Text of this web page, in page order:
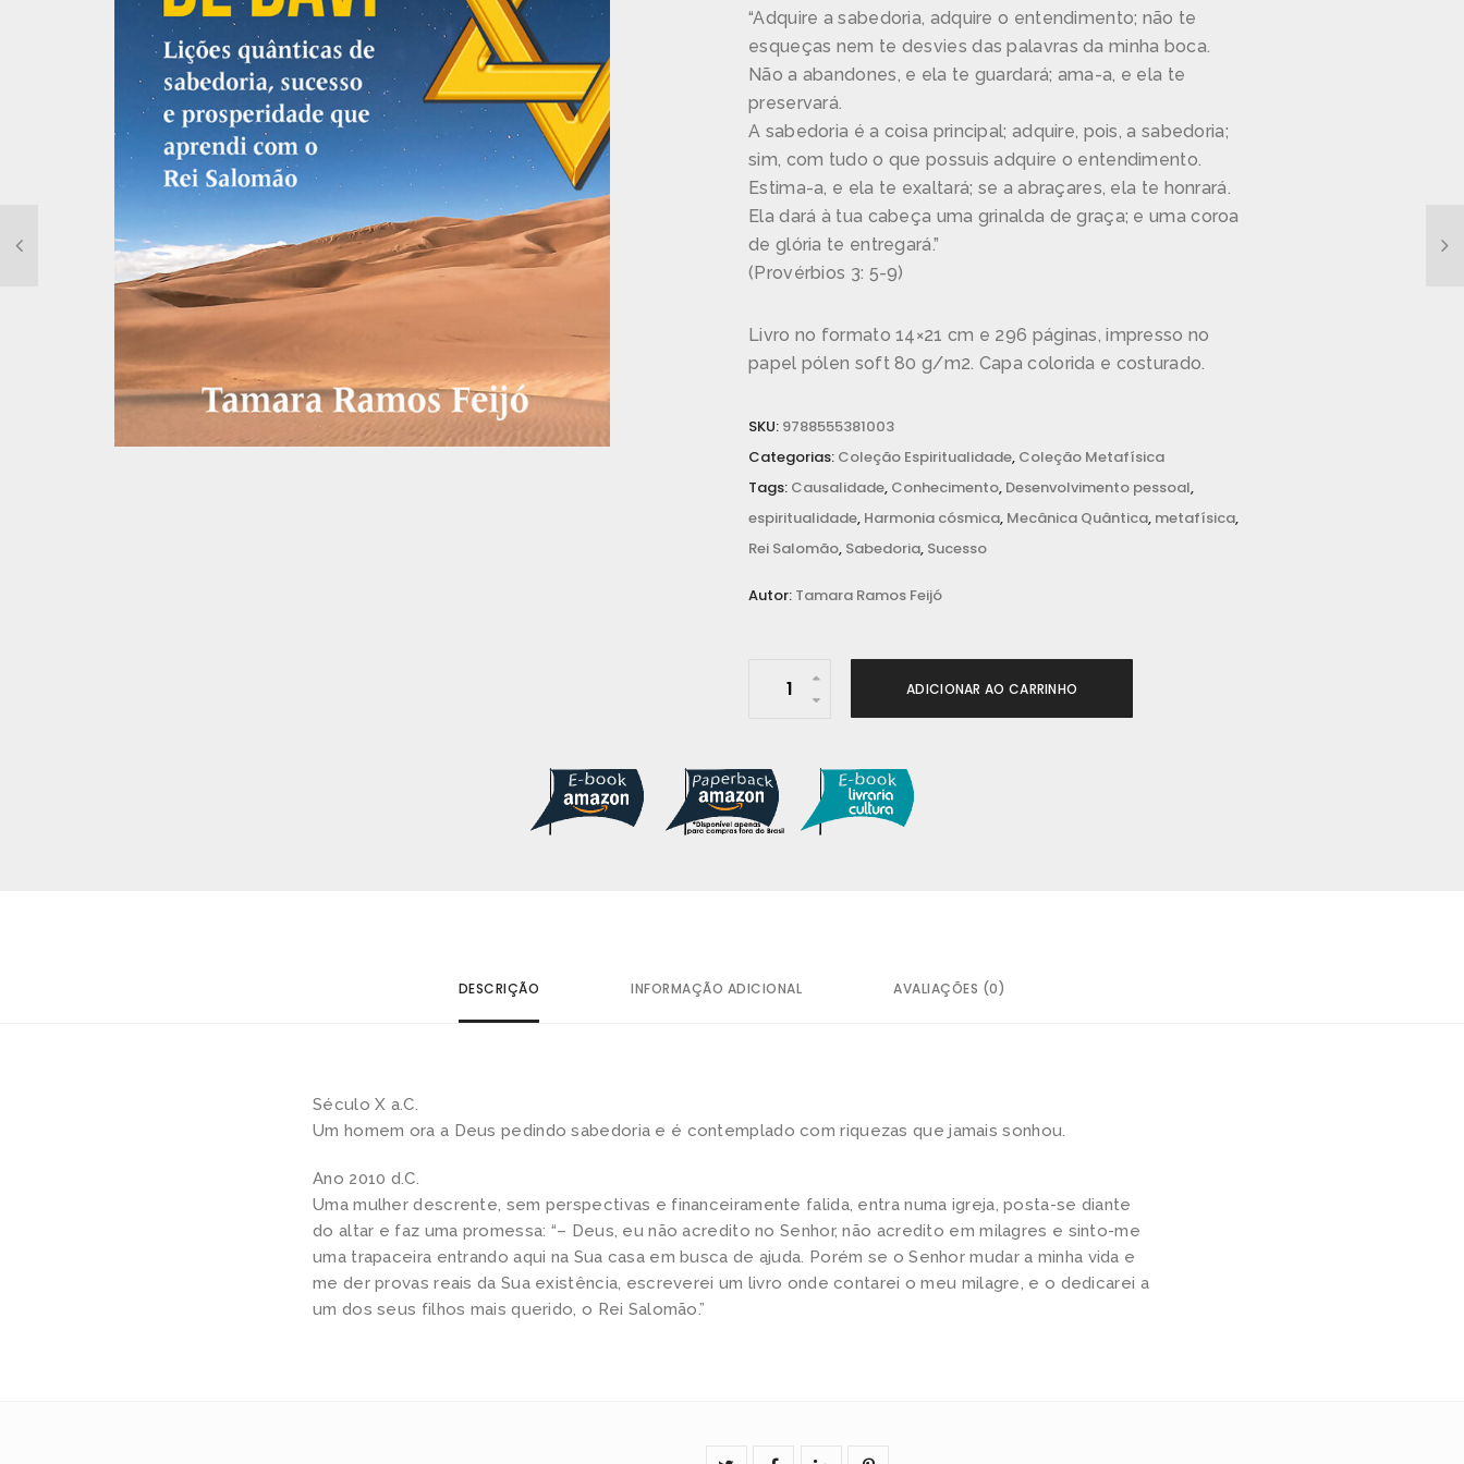
“Adquire a sabedoria, adquire o entendimento; não te
esqueças nem te desvies das palavras da minha boca.
Não a abandones, e ela te guardará; ama-a, e ela te
preservará.
A sabedoria é a coisa principal; adquire, pois, a sabedoria;
sim, com tudo o que possuis adquire o entendimento.
Estima-a, e ela te exaltará; se a abraçares, ela te honrará.
Ela dará à tua cabeça uma grinalda de graça; e uma coroa
de glória te entregará.”
(Provérbios 3: 5-9)
Livro no formato 14×21 cm e 296 páginas, impresso no
papel pólen soft 80 g/m2. Capa colorida e costurado.
SKU: 9788555381003
Categorias: Coleção Espiritualidade, Coleção Metafísica
Tags: Causalidade, Conhecimento, Desenvolvimento pessoal,
espiritualidade, Harmonia cósmica, Mecânica Quântica, metafísica,
Rei Salomão, Sabedoria, Sucesso
Autor: Tamara Ramos Feijó
r
d
e
d
v
i
ADICIONAR AO CARRINHO
DESCRIÇÃO INFORMAÇÃO ADICIONAL AVALIAÇÕES (0)
Século X a.C.
Um homem ora a Deus pedindo sabedoria e é contemplado com riquezas que jamais sonhou.
Ano 2010 d.C.
Uma mulher descrente, sem perspectivas e financeiramente falida, entra numa igreja, posta-se diante
do altar e faz uma promessa: “– Deus, eu não acredito no Senhor, não acredito em milagres e sinto-me
uma trapaceira entrando aqui na Sua casa em busca de ajuda. Porém se o Senhor mudar a minha vida e
me der provas reais da Sua existência, escreverei um livro onde contarei o meu milagre, e o dedicarei a
um dos seus filhos mais querido, o Rei Salomão.”